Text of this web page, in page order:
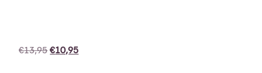
€13,95 €10,95